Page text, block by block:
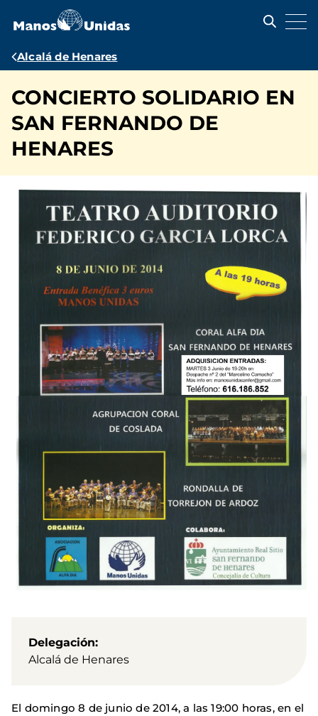
contenido
Ruta
navegación
Alcalá de Henares
CONCIERTO SOLIDARIO EN
SAN FERNANDO DE
HENARES
Delegación
Alcalá de Henares
El domingo 8 de junio de 2014, a las 19:00 horas, en el